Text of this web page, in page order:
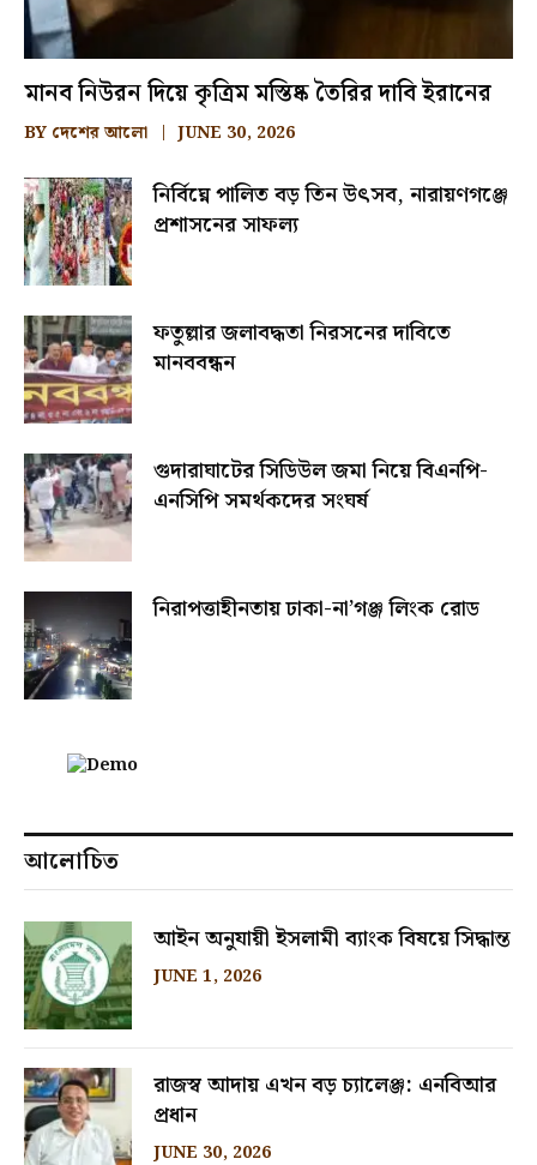
মানব নিউরন দিয়ে কৃত্রিম মস্তিষ্ক তৈরির দাবি ইরানের
BY দেশের আলো JUNE 30, 2026
নির্বিঘ্নে পালিত বড় তিন উৎসব, নারায়ণগঞ্জে
প্রশাসনের সাফল্য
ফতুল্লার জলাবদ্ধতা নিরসনের দাবিতে
মানববন্ধন
গুদারাঘাটের সিডিউল জমা নিয়ে বিএনপি-
এনসিপি সমর্থকদের সংঘর্ষ
নিরাপত্তাহীনতায় ঢাকা-না’গঞ্জ লিংক রোড
আলোচিত
আইন অনুযায়ী ইসলামী ব্যাংক বিষয়ে সিদ্ধান্ত
JUNE 1, 2026
রাজস্ব আদায় এখন বড় চ্যালেঞ্জ: এনবিআর
প্রধান
JUNE 30, 2026